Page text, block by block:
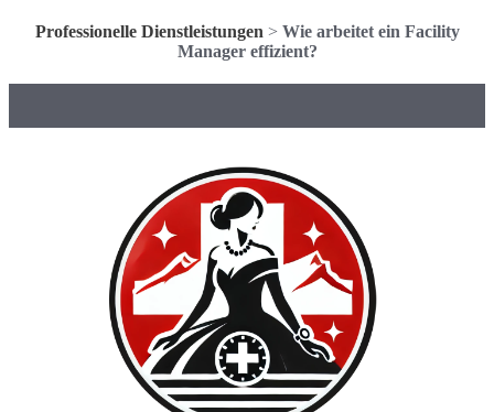
Professionelle Dienstleistungen > Wie arbeitet ein Facility
Manager effizient?